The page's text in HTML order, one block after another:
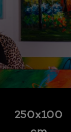
250x100